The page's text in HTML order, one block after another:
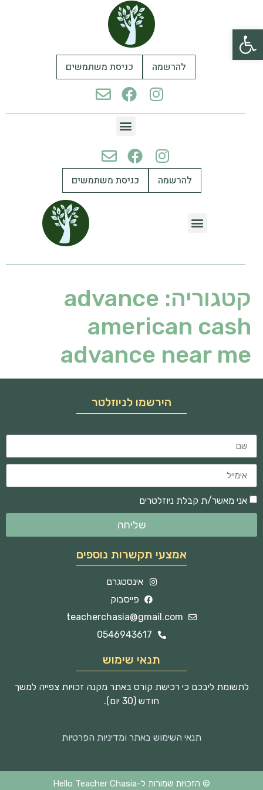
פתח סרגל נגישות
להרשמה כניסת משתמשים
להרשמה כניסת משתמשים
קטגוריה: advance
american cash
advance near me
הירשמו לניוזלטר
אני מאשר/ת קבלת ניוזלטרים
שליחה
אמצעי תקשרות נוספים
אינסטגרם
פייסבוק
teacherchasia@gmail.com
0546943617
תנאי שימוש
לתשומת ליבכם כי רכישת קורס באתר מקנה זכויות צפייה למשך
חודש (30 יום).
תנאי השימוש באתר ומדיניות הפרטיות
© הזכויות שמורות ל-Hello Teacher Chasia